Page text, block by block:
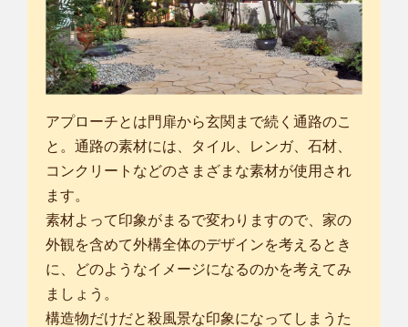
アプローチとは門扉から玄関まで続く通路のこ
と。通路の素材には、タイル、レンガ、石材、
コンクリートなどのさまざまな素材が使用され
ます。
素材よって印象がまるで変わりますので、家の
外観を含めて外構全体のデザインを考えるとき
に、どのようなイメージになるのかを考えてみ
ましょう。
構造物だけだと殺風景な印象になってしまうた